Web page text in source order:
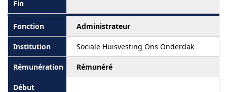
Administrateur
Sociale Huisvesting Ons Onderdak
Rémunéré